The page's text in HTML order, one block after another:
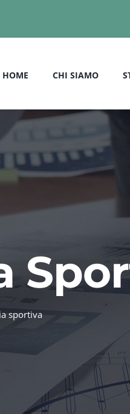
HOME CHI SIAMO
sportiva